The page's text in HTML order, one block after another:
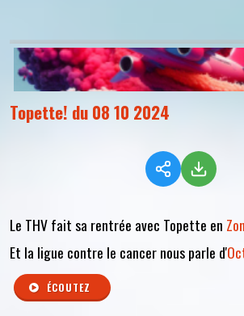
Topette! du 08 10 2024
Le THV fait sa rentrée avec Topette en
Et la ligue contre le cancer nous parle d'
ÉCOUTEZ